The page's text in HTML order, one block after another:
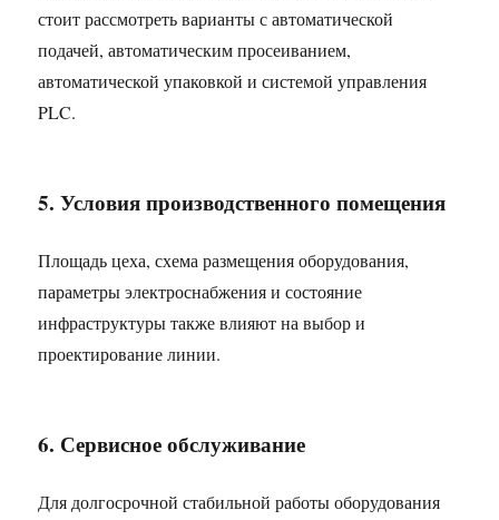
стоит рассмотреть варианты с автоматической
подачей, автоматическим просеиванием,
автоматической упаковкой и системой управления
PLC.
5. Условия производственного помещения
Площадь цеха, схема размещения оборудования,
параметры электроснабжения и состояние
инфраструктуры также влияют на выбор и
проектирование линии.
6. Сервисное обслуживание
Для долгосрочной стабильной работы оборудования